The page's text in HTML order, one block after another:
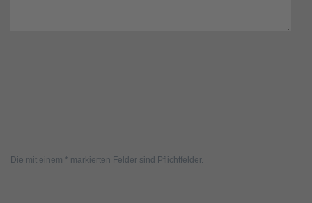
Die mit einem * markierten Felder sind Pflichtfelder.